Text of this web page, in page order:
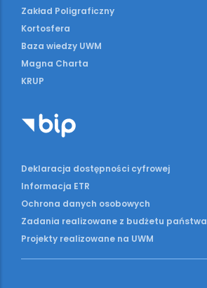
Zakład Poligraficzny
Kortosfera
Baza wiedzy UWM
Magna Charta
KRUP
Deklaracja dostępności cyfrowej
Informacja ETR
Ochrona danych osobowych
Zadania realizowane z budżetu państwa
Projekty realizowane na UWM